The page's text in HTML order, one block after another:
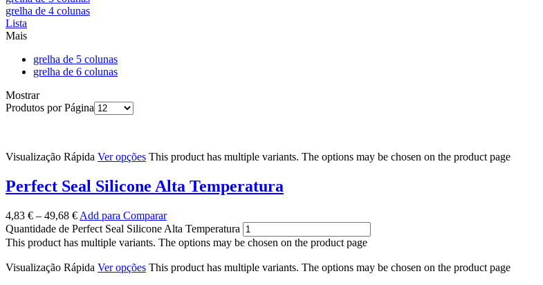
grelha de 4 colunas
Lista
Mais
grelha de 5 colunas
grelha de 6 colunas
Mostrar
Produtos por Página
Visualização Rápida Ver opções This product has multiple variants. The options may be chosen on the product page
Perfect Seal Silicone Alta Temperatura
4,83 € – 49,68 € Add para Comparar
Quantidade de Perfect Seal Silicone Alta Temperatura
This product has multiple variants. The options may be chosen on the product page
Visualização Rápida Ver opções This product has multiple variants. The options may be chosen on the product page